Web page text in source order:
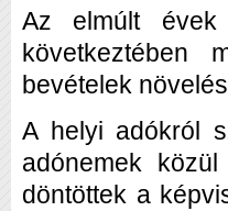
Az elmúlt évek
következtében
bevételek
A helyi adókról
adónemek
döntöttek a